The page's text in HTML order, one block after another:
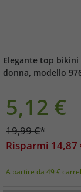
Elegante top
donna, modello
5,12 €
19,99€*
Risparmi 14,87
A partire da 49 €